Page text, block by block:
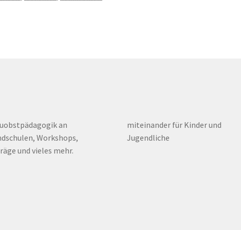
an
Workshops,
und vieles mehr.
miteinander für Kinder und
Jugendliche